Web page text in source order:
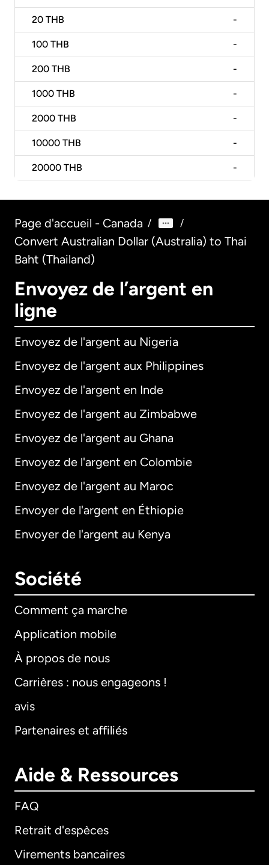
20 THB -
100 THB -
200 THB -
1000 THB -
2000 THB -
10000 THB -
20000 THB -
Page d'accueil - Canada / /
Convert Australian Dollar (Australia) to Thai
Baht (Thailand)
Envoyez de l’argent en
ligne
Envoyez de l'argent au Nigeria
Envoyez de l'argent aux Philippines
Envoyez de l'argent en Inde
Envoyez de l'argent au Zimbabwe
Envoyez de l'argent au Ghana
Envoyez de l'argent en Colombie
Envoyez de l'argent au Maroc
Envoyer de l'argent en Éthiopie
Envoyer de l'argent au Kenya
Société
Comment ça marche
Application mobile
À propos de nous
Carrières : nous engageons !
avis
Partenaires et affiliés
Aide & Ressources
FAQ
Retrait d'espèces
Virements bancaires